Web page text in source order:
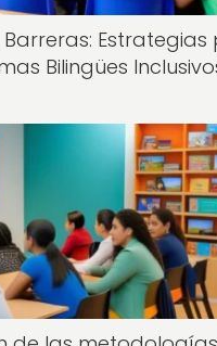
Estrategias
Bilingües